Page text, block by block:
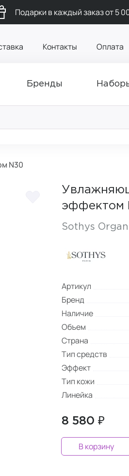
Подарки в каждый заказ от 5
Контакты Оплата
Бренды
N30
эффектом
Sothys
Артикул
Бренд
Наличие
Объем
Страна
Тип средств
Эффект
Тип кожи
Линейка
8 580 ₽
В корзину